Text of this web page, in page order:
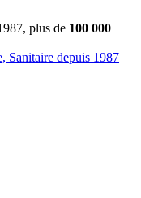
plus de 100 000